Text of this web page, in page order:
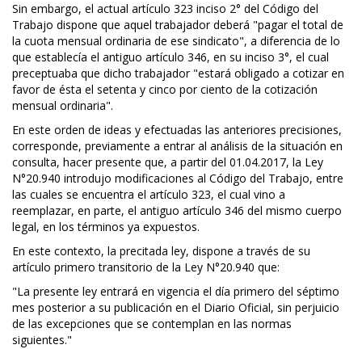
Sin embargo, el actual artículo 323 inciso 2° del Código del
Trabajo dispone que aquel trabajador deberá "pagar el total de
la cuota mensual ordinaria de ese sindicato", a diferencia de lo
que establecía el antiguo artículo 346, en su inciso 3°, el cual
preceptuaba que dicho trabajador "estará obligado a cotizar en
favor de ésta el setenta y cinco por ciento de la cotización
mensual ordinaria".
En este orden de ideas y efectuadas las anteriores precisiones,
corresponde, previamente a entrar al análisis de la situación en
consulta, hacer presente que, a partir del 01.04.2017, la Ley
N°20.940 introdujo modificaciones al Código del Trabajo, entre
las cuales se encuentra el artículo 323, el cual vino a
reemplazar, en parte, el antiguo artículo 346 del mismo cuerpo
legal, en los términos ya expuestos.
En este contexto, la precitada ley, dispone a través de su
artículo primero transitorio de la Ley N°20.940 que:
"La presente ley entrará en vigencia el día primero del séptimo
mes posterior a su publicación en el Diario Oficial, sin perjuicio
de las excepciones que se contemplan en las normas
siguientes."